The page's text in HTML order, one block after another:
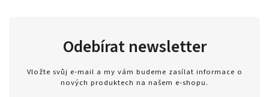
Odebírat newsletter
Vložte svůj e-mail a my vám budeme zasílat informace o
nových produktech na našem e-shopu.